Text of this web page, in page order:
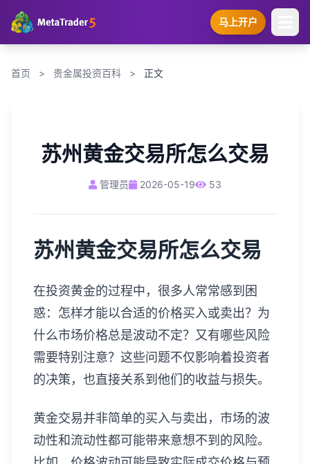
马上开户
首页 > 贵金属投资百科 > 正文
苏州黄金交易所怎么交易
管理员 2026-05-19 53
苏州黄金交易所怎么交易
在投资黄金的过程中，很多人常常感到困
惑：怎样才能以合适的价格买入或卖出？为
什么市场价格总是波动不定？又有哪些风险
需要特别注意？这些问题不仅影响着投资者
的决策，也直接关系到他们的收益与损失。
黄金交易并非简单的买入与卖出，市场的波
动性和流动性都可能带来意想不到的风险。